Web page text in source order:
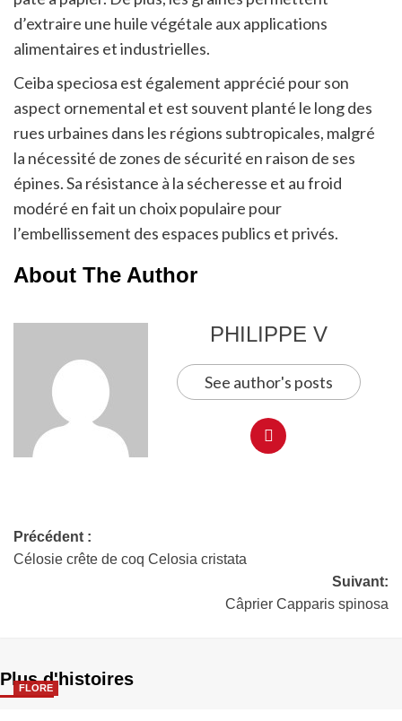
d’extraire une huile végétale aux applications
alimentaires et industrielles.
Ceiba speciosa est également apprécié pour son
aspect ornemental et est souvent planté le long des
rues urbaines dans les régions subtropicales, malgré
la nécessité de zones de sécurité en raison de ses
épines.Sa résistance à la sécheresse et au froid
modéré en fait un choix populaire pour
l’embellissement des espaces publics et privés.
About The Author
PHILIPPE V
See author's posts
Précédent :
Célosie crête de coq Celosia cristata
Suivant:
Câprier Capparis spinosa
Plus d'histoires
FLORE